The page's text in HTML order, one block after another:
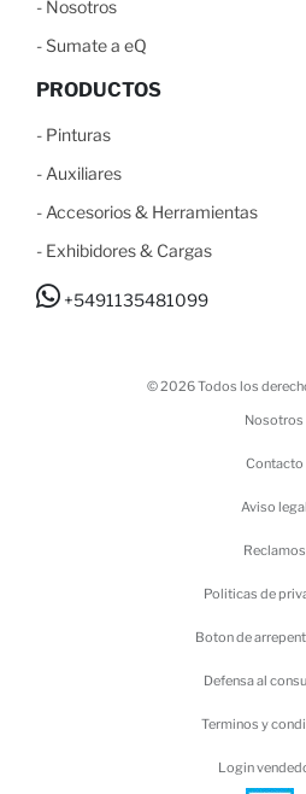
- Nosotros
-Sumate a eQ
PRODUCTOS
- Pinturas
- Auxiliares
- Accesorios & Herramientas
- Exhibidores & Cargas
+5491135481099
© 2026 Todos los
Nosotros
Contacto
Aviso legal
Reclamos
Politicas de
Boton de
Defensa al
Terminos y
Login